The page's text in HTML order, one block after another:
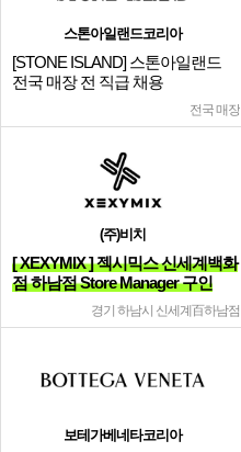
스톤아일랜드코리아
[STONE ISLAND] 스톤아일랜드
전국 매장 전 직급 채용
전국 매장
(주)비치
[ XEXYMIX ] 젝시믹스 신세계백화
점 하남점 Store Manager 구인
경기 하남시 신세계百하남점
보테가베네타코리아